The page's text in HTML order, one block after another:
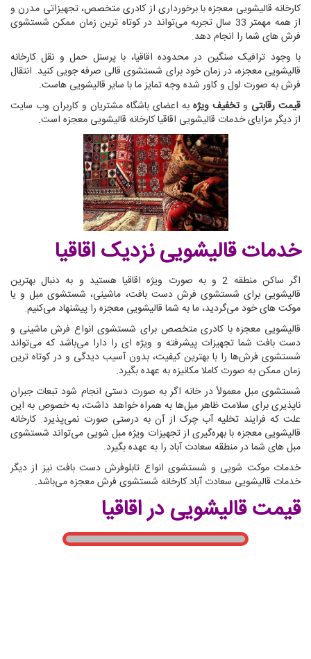
کارخانه قالیشویی معجزه با برخورداری از کادری متخصص، تجهیزاتی مدرن و
از همه مهمتر 33 سال تجربه می‌تواند در کوتاه ترین زمان ممکن شستشوی
فرش های شما را انجام دهد.
با وجود ترافیک سنگین در محدوده اقاقیا، با پرسنل حمل و نقل کارخانه
قالیشویی معجزه، در زمان خود برای شستشوی قالی صرفه جویی کنید. انتقال
فرش به صورت لول و کاور شده وجه تمایز ما با سایر قالیشویی هاست.
قیمت رقابتی وتخفیف ویژه به اعضای باشگاه مشتریان و کاربران وب سایت
از دیگر مزایای خدمات قالیشویی اقاقیا کارخانه قالیشویی معجزه است.
خدمات قالیشویی نزدیک اقاقیا
اگر ساکن منطقه 2 و به صورت ویژه اقاقیا هستید و به دنبال بهترین
قالیشویی برای شستشوی فرش دست بافت، ماشینی، شستشوی مبل و یا
موکت های خود می‌گردید، ما به شما قالیشویی معجزه را پیشنهاد می‌کنیم.
قالیشویی معجزه با کادری متخصص برای شستشوی انواع فرش ماشینی و
دست بافت شما تجهیزات پیشرفته و ویژه ای را دارا می‌باشد که می‌تواند
شستشوی فرش‌ها را با بهترین کیفیت، بدون آسیب دیدگی و در کوتاه ترین
زمان ممکن به صورت کاملا مکانیزه به عهده بگیرد.
شستشوی مبل معمولاً در خانه اگر به صورت دستی انجام شود تبعات جبران
ناپذیری برای سلامت ظاهر مبل‌ها به همراه خواهد داشت، به خصوص به این
علت که فرایند تخلیه آب چرک از آن به درستی صورت نمی‌پذیرد. کارخانه
قالیشویی معجزه با بهره‌گیری از تجهیزات ویژه مبل شویی می‌تواند شستشوی
مبل های شما در منطقه سعادت آباد را به عهده بگیرد.
خدمات موکت شویی و شستشوی انواع تابلوفرش دست بافت نیز از دیگر
خدمات قالیشویی سعادت آباد کارخانه شستشوی فرش معجزه می‌باشد.
قیمت قالیشویی در اقاقیا